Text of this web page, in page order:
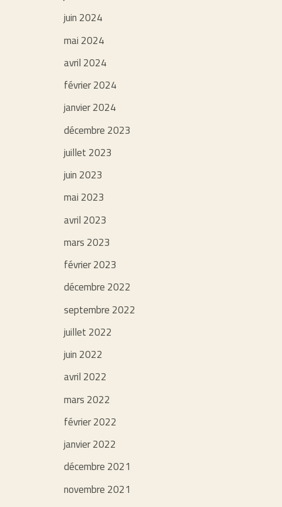
juin 2024
mai 2024
avril 2024
février 2024
janvier 2024
décembre 2023
juillet 2023
juin 2023
mai 2023
avril 2023
mars 2023
février 2023
décembre 2022
septembre 2022
juillet 2022
juin 2022
avril 2022
mars 2022
février 2022
janvier 2022
décembre 2021
novembre 2021